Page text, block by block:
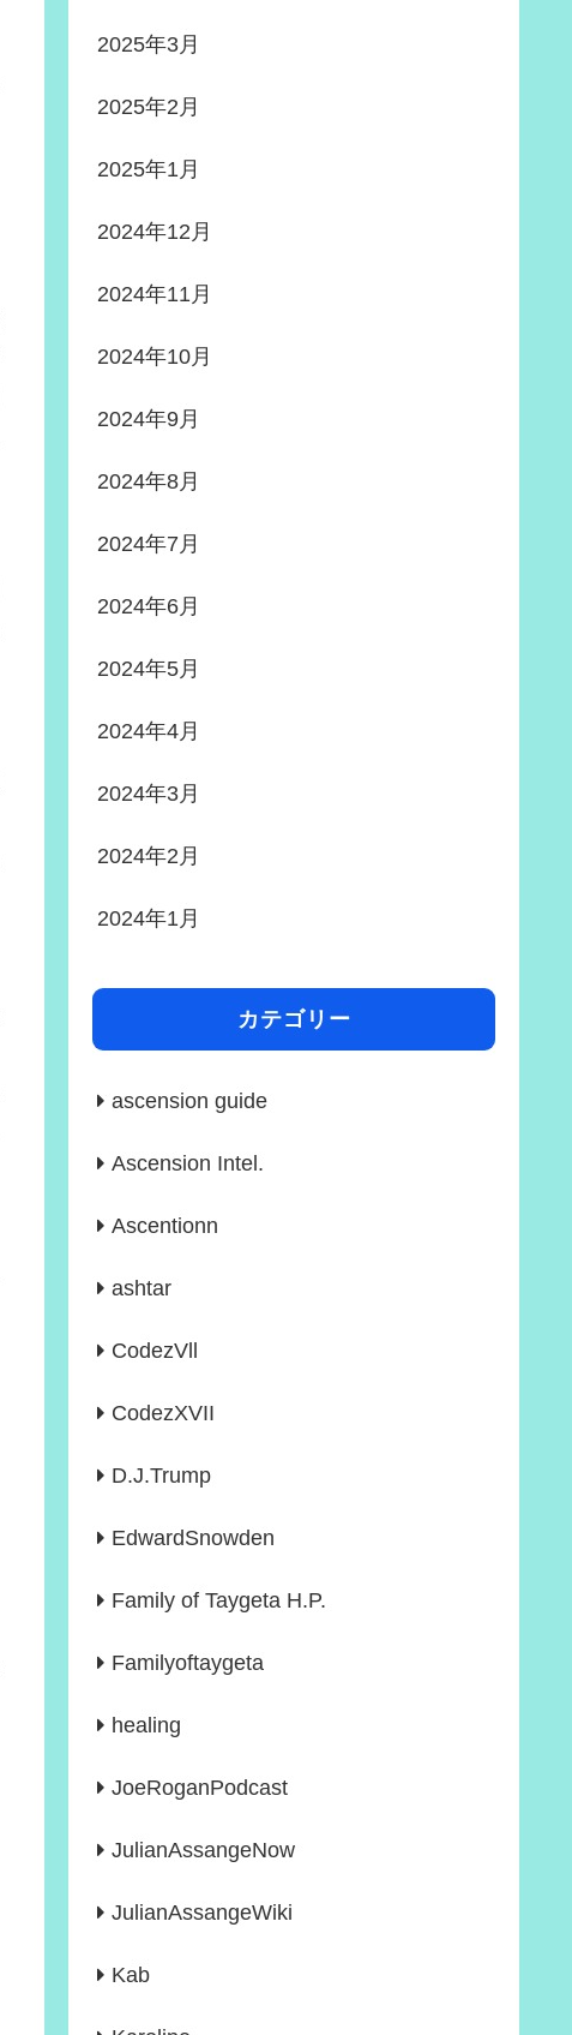
2025年3月
2025年2月
2025年1月
2024年12月
2024年11月
2024年10月
2024年9月
2024年8月
2024年7月
2024年6月
2024年5月
2024年4月
2024年3月
2024年2月
2024年1月
カテゴリー
ascension guide
Ascension Intel.
Ascentionn
ashtar
CodezVll
CodezXVII
D.J.Trump
EdwardSnowden
Family of Taygeta H.P.
Familyoftaygeta
healing
JoeRoganPodcast
JulianAssangeNow
JulianAssangeWiki
Kab